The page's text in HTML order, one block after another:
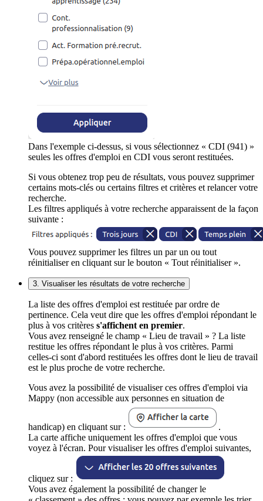
Dans l'exemple ci-dessus, si vous sélectionnez « CDI (941) »
seules les offres d'emploi en CDI vous seront restituées.
Si vous obtenez trop peu de résultats, vous pouvez supprimer
certains mots-clés ou certains filtres et critères et relancer votre
recherche.
Les filtres appliqués à votre recherche apparaissent de la façon
suivante :
Vous pouvez supprimer les filtres un par un ou tout
réinitialiser en cliquant sur le bouton « Tout réinitialiser ».
3. Visualiser les résultats de votre recherche
La liste des offres d'emploi est restituée par ordre de
pertinence. Cela veut dire que les offres d'emploi répondant le
plus à vos critères s'affichent en premier.
Vous avez renseigné le champ « Lieu de travail » ? La liste
restitue les offres répondant le plus à vos critères. Parmi
celles-ci sont d'abord restituées les offres dont le lieu de travail
est le plus proche de votre recherche.
Vous avez la possibilité de visualiser ces offres d'emploi via
Mappy (non accessible aux personnes en situation de
handicap) en cliquant sur :
.
La carte affiche uniquement les offres d'emploi que vous
voyez à l'écran. Pour visualiser les offres d'emploi suivantes,
cliquez sur :
Vous avez également la possibilité de changer le